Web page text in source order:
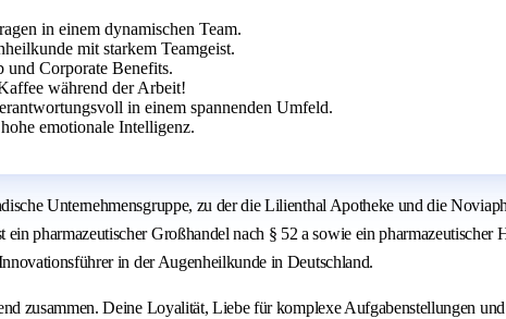
in einem dynamischen Team.
mit starkem Teamgeist.
und Corporate Benefits.
während der Arbeit!
in einem spannenden Umfeld.
emotionale Intelligenz.
Unternehmensgruppe, zu der die Lilienthal Apotheke und die
pharmazeutischer Großhandel nach § 52 a sowie ein
in der Augenheilkunde in Deutschland.
zusammen. Deine Loyalität, Liebe für komplexe Aufgabenstellungen